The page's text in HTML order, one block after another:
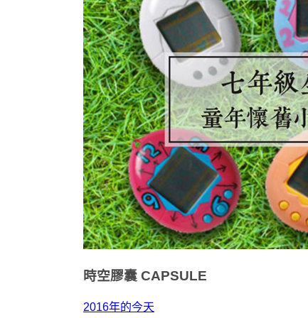
時空膠囊 CAPSULE
2016年的今天